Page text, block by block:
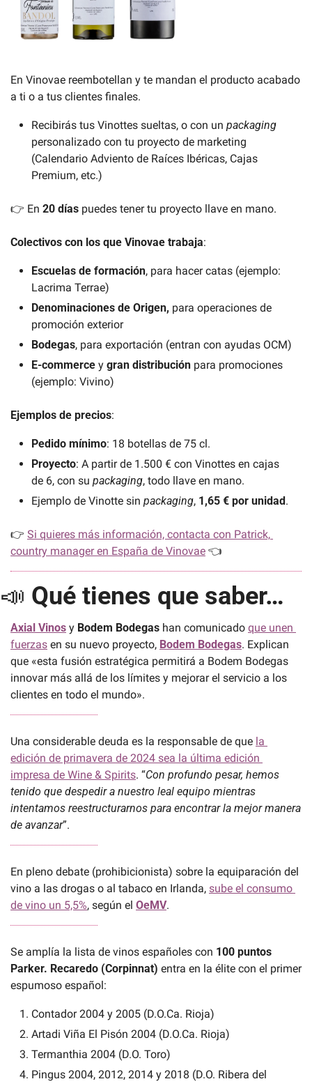
En Vinovae reembotellan y te mandan el producto acabado
a ti o a tus clientes finales.
Recibirás tus Vinottes sueltas, o con un
personalizado con tu proyecto de marketing
(Calendario Adviento de Raíces Ibéricas, Cajas
Premium, etc.)
👉 En 20 días puedes tener tu proyecto llave en mano.
Colectivos con los que Vinovae trabaja:
Escuelas de formación, para hacer catas (ejemplo:
Lacrima Terrae)
Denominaciones de Origen, para operaciones de
promoción exterior
Bodegas, para exportación (entran con ayudas OCM)
E-commerce y gran distribución para promociones
(ejemplo: Vivino)
Ejemplos de precios:
Pedido mínimo: 18 botellas de 75 cl.
Proyecto: A partir de 1.500 € con Vinottes en cajas
de 6, con su packaging, todo llave en mano.
Ejemplo de Vinotte sin packaging, 1,65 € por unidad.
👉 Si quieres más información, contacta con Patrick,
country manager en España de Vinovae 👈
📣 Qué tienes que saber…
Axial Vinos y Bodem Bodegas han comunicado que unen
fuerzas en su nuevo proyecto, Bodem Bodegas. Explican
que «esta fusión estratégica permitirá a Bodem Bodegas
innovar más allá de los límites y mejorar el servicio a los
clientes en todo el mundo».
Una considerable deuda es la responsable de que la
edición de primavera de 2024 sea la última edición
impresa de Wine & Spirits. “Con profundo pesar, hemos
tenido que despedir a nuestro leal equipo mientras
intentamos reestructurarnos para encontrar la mejor manera
de avanzar”.
En pleno debate (prohibicionista) sobre la equiparación del
vino a las drogas o al tabaco en Irlanda, sube el consumo
de vino un 5,5%, según el OeMV.
Se amplía la lista de vinos españoles con 100 puntos
Parker. Recaredo (Corpinnat) entra en la élite con el primer
espumoso español:
Contador 2004 y 2005 (D.O.Ca. Rioja)
Artadi Viña El Pisón 2004 (D.O.Ca. Rioja)
Termanthia 2004 (D.O. Toro)
Pingus 2004, 2012, 2014 y 2018 (D.O. Ribera del